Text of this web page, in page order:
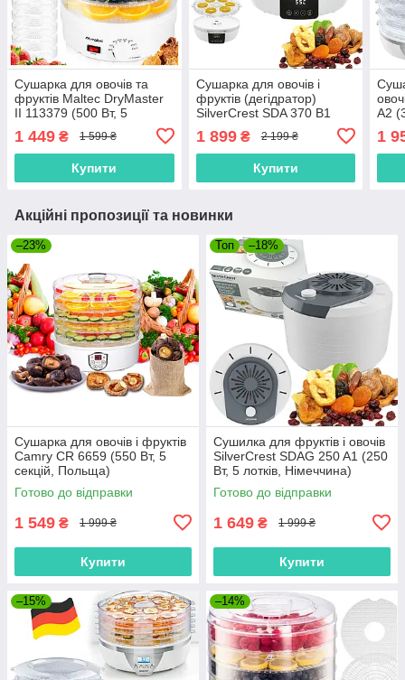
Сушарка для овочів та
фруктів Maltec DryMaster
II 113379 (500 Вт, 5
1 449 ₴ 1 599 ₴
Купити
Сушарка для овочів і
фруктів (дегідратор)
SilverCrest SDA 370 B1
(370 Вт, 5 рівнів, таймер
48 год, дисплей,
Німеччина)
1 899₴ 2 199 ₴
Купити
A2
1
Акційні пропозиції та новинки
–23%
Сушарка для овочів і фруктів
Camry CR 6659 (550 Вт, 5
секцій, Польща)
Готово до відправки
1 549 ₴ 1 999 ₴
Купити
Топ –18%
Сушилка для фруктів і овочів
SilverCrest SDAG 250 A1 (250
Вт, 5 лотків, Німеччина)
Готово до відправки
1 649 ₴ 1 999 ₴
Купити
–15% –14%